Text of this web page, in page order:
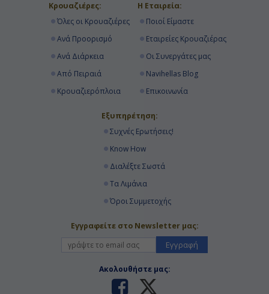
Κρουαζιέρες:
Όλες οι Κρουαζιέρες
Ανά Προορισμό
Ανά Διάρκεια
Από Πειραιά
Κρουαζιερόπλοια
Η Εταιρεία:
Ποιοί Είμαστε
Εταιρείες Κρουαζιέρας
Οι Συνεργάτες μας
Navihellas Blog
Επικοινωνία
Εξυπηρέτηση:
Συχνές Ερωτήσεις!
Know How
Διαλέξτε Σωστά
Τα Λιμάνια
Όροι Συμμετοχής
Εγγραφείτε στο Newsletter μας:
Εγγραφή
Ακολουθήστε μας: